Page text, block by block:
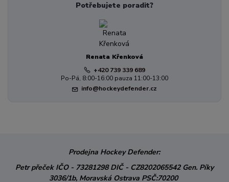
Potřebujete poradit?
Renata Křenková
+420 739 339 689
Po-Pá, 8:00-16:00 pauza 11:00-13:00
info@hockeydefender.cz
Prodejna Hockey Defender:
Petr přeček IČO - 73281298DIČ - CZ8202065542 Gen. Píky
3036/1b, Moravská Ostrava PSČ:70200